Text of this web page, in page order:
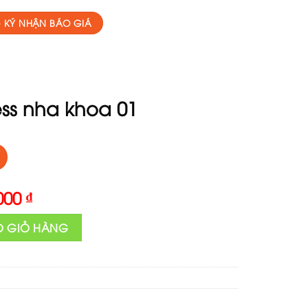
NHẬN BÁO GIÁ
nha khoa 01
₫.
₫Current
price
is:
5,000,000 ₫.
số lượng
GIỎ HÀNG